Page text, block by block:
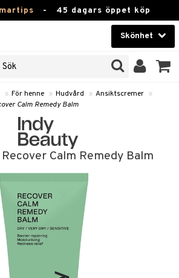
- 45 dagars öppet köp
Skönhet
» För henne » Hudvård » Ansiktscremer »
Calm Remedy Balm
Calm Remedy Balm